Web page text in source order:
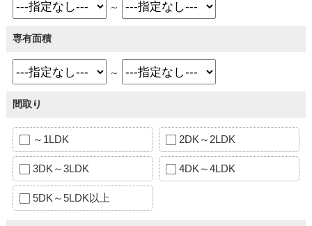
～
専有面積
～
間取り
～1LDK 2DK～2LDK
3DK～3LDK 4DK～4LDK
5DK～5LDK以上